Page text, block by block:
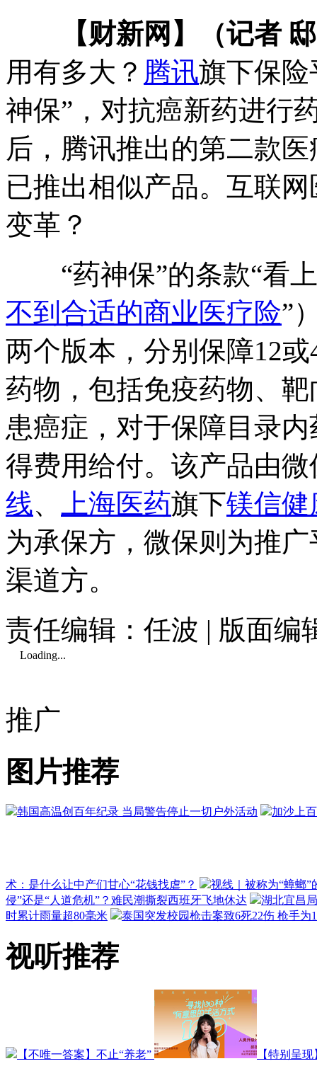
【财新网】（记者
用有多大？ 腾讯旗下保险
神保”，对抗癌新药进行
后，腾讯推出的第二款
已推出相似产品。互联
变革？
“药神保”的条款“看上
不到合适的商业医疗险”
两个版本，分别保障12
药物，包括免疫药物、
患癌症，对于保障目录
得费用给付。该产品由
线、 上海医药旗下镁信健
为承保方，微保则为推
渠道方。
责任编辑：任波 | 版面编
Loading...
推广
图片推荐
韩国高温创百年纪录 当局警告停止一切户外活动 加沙上
术：是什么让中产们甘心“花钱找虐”？
视线｜被称为“蟑螂
侵”还是“人道危机”？难民潮撕裂西班牙飞地休达
湖北宜昌
时累计雨量超80毫米
泰国突发校园枪击案致6死22伤 枪手为
视听推荐
【不唯一答案】不止“养老” 【特别呈